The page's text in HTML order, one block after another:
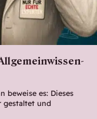
beweise es: Dieses
gestaltet und